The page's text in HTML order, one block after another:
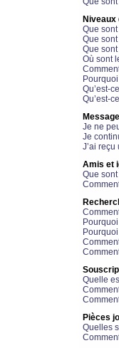
Niveaux
Que
Que
Que
Où sont
Qu’est-
Qu’est-
Je ne
Je
J’ai
Amis et
Que sont
Quelle
Pièces
Quelles